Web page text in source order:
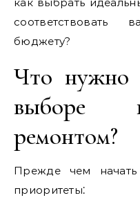
бюджету?
Что нужно
выборе
ремонтом?
Прежде чем начать
приоритеты⁚